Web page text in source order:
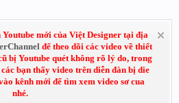
mới của Việt Designer tại địa
để theo dõi các video về thiết
bị Youtube quét không rõ lý do, trong
bạn thấy video trên diễn đàn bị die
kênh mới để tìm xem video sơ cua
nhé.